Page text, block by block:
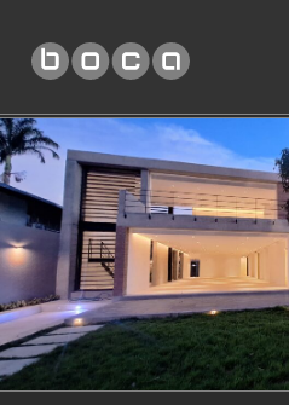
boca
arquitectura
//
proyectos
+
construcción